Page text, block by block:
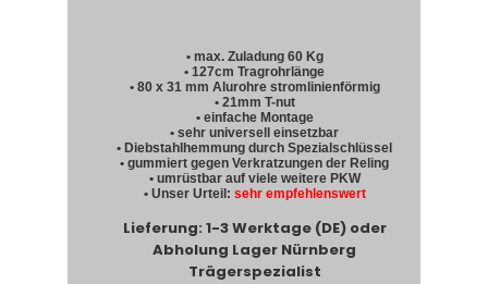
• max. Zuladung 60 Kg
• 127cm Tragrohrlänge
• 80 x 31 mm Alurohre stromlinienförmig
• 21mm T-nut
• einfache Montage
• sehr universell einsetzbar
• Diebstahlhemmung durch Spezialschlüssel
• gummiert gegen Verkratzungen der Reling
• umrüstbar auf viele weitere PKW
• Unser Urteil: sehr empfehlenswert
Lieferung: 1-3 Werktage (DE) oder
Abholung Lager Nürnberg
Trägerspezialist